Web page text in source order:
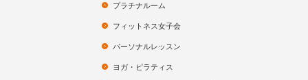
プラチナルーム
フィットネス女子会
パーソナルレッスン
ヨガ・ピラティス